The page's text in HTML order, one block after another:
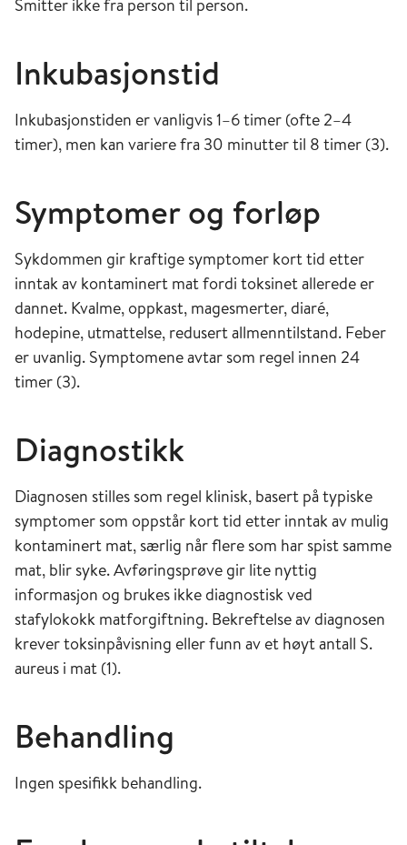
Smitter ikke fra person til person.
Inkubasjonstid
Inkubasjonstiden er vanligvis 1–6 timer (ofte 2–4
timer), men kan variere fra 30 minutter til 8 timer (3).
Symptomer og forløp
Sykdommen gir kraftige symptomer kort tid etter
inntak av kontaminert mat fordi toksinet allerede er
dannet. Kvalme, oppkast, magesmerter, diaré,
hodepine, utmattelse, redusert allmenntilstand. Feber
er uvanlig. Symptomene avtar som regel innen 24
timer (3).
Diagnostikk
Diagnosen stilles som regel klinisk, basert på typiske
symptomer som oppstår kort tid etter inntak av mulig
kontaminert mat, særlig når flere som har spist samme
mat, blir syke. Avføringsprøve gir lite nyttig
informasjon og brukes ikke diagnostisk ved
stafylokokk matforgiftning. Bekreftelse av diagnosen
krever toksinpåvisning eller funn av et høyt antall S.
aureus i mat (1).
Behandling
Ingen spesifikk behandling.